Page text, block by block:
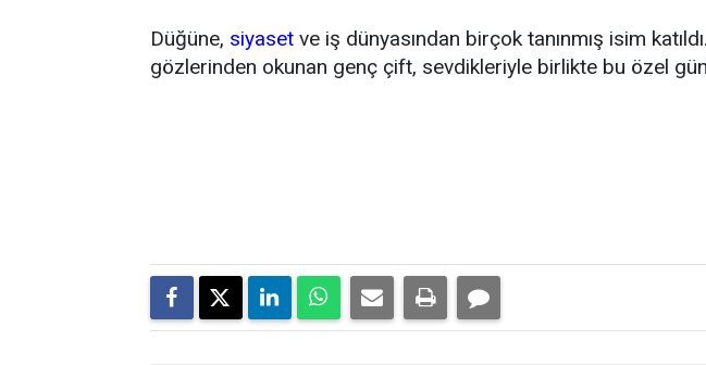
Düğüne, siyaset ve iş dünyasından birçok tanınmış isim
gözlerinden okunan genç çift, sevdikleriyle birlikte bu özel